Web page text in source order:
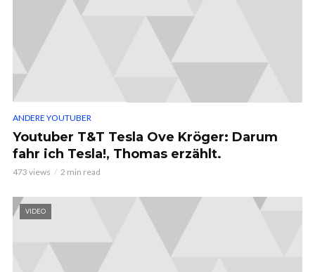
ANDERE YOUTUBER
Youtuber T&T Tesla Ove Kröger: Darum
fahr ich Tesla!, Thomas erzählt.
473 views 2 min read
VIDEO